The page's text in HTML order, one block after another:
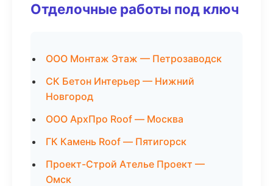
Отделочные работы под ключ
ООО Монтаж Этаж — Петрозаводск
СК Бетон Интерьер — Нижний
Новгород
ООО АрхПро Roof — Москва
ГК Камень Roof — Пятигорск
Проект-Строй Ателье Проект —
Омск